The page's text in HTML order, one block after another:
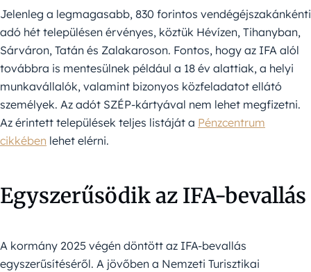
Jelenleg a legmagasabb, 830 forintos vendégéjszakánkénti
adó hét településen érvényes, köztük Hévízen, Tihanyban,
Sárváron, Tatán és Zalakaroson. Fontos, hogy az IFA alól
továbbra is mentesülnek például a 18 év alattiak, a helyi
munkavállalók, valamint bizonyos közfeladatot ellátó
személyek. Az adót SZÉP-kártyával nem lehet megfizetni.
Az érintett települések teljes listáját a Pénzcentrum
cikkében lehet elérni.
Egyszerűsödik az IFA-bevallás
A kormány 2025 végén döntött az IFA-bevallás
egyszerűsítéséről. A jövőben a Nemzeti Turisztikai